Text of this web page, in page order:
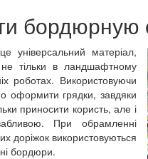
бордюрную
універсальний матеріал,
не тільки в ландшафтному
роботах. Використовуючи
оформити грядки, завдяки
приносити користь, але і
При обрамленні
доріжок використовуються
бордюри.